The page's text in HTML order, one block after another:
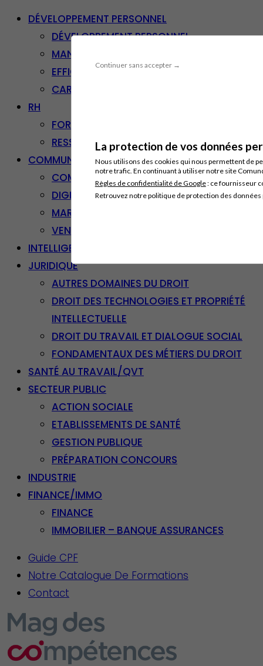
Continuer sans accepter →
La protection de vos données
Nous utilisons des cookies qui nous permettent de
notre trafic. En continuant à utiliser notre site
Règles de confidentialité de Google: ce fournisseur
Retrouvez notre politique de protection des
DÉVELOPPEMENT PERSONNEL
DÉVELOPPEMENT PERSONNEL
MANAGEMENT
EFFICACITÉ PROFESSIONNELLE
CARRIÈRE & RECONVERSION
RH
FORMATION PROFESSIONNELLE
RESSOURCES HUMAINES
COMMUNICATION/DIGITAL
COMMUNICATION
DIGITAL
MARKETING
VENTE – RELATION CLIENT
INTELLIGENCE ARTIFICIELLE
JURIDIQUE
AUTRES DOMAINES DU DROIT
DROIT DES TECHNOLOGIES ET PROPRIÉTÉ
INTELLECTUELLE
DROIT DU TRAVAIL ET DIALOGUE SOCIAL
FONDAMENTAUX DES MÉTIERS DU DROIT
SANTÉ AU TRAVAIL/QVT
SECTEUR PUBLIC
ACTION SOCIALE
ETABLISSEMENTS DE SANTÉ
GESTION PUBLIQUE
PRÉPARATION CONCOURS
INDUSTRIE
FINANCE/IMMO
FINANCE
IMMOBILIER – BANQUE ASSURANCES
Guide CPF
Notre Catalogue De Formations
Contact